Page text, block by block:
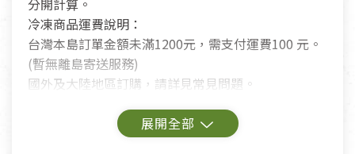
分開計算。
冷凍商品運費說明：
台灣本島訂單金額未滿1200元，需支付運費100 元。
(暫無離島寄送服務)
國外及大陸地區訂購，請詳見常見問題。
鑑賞期商品說明：